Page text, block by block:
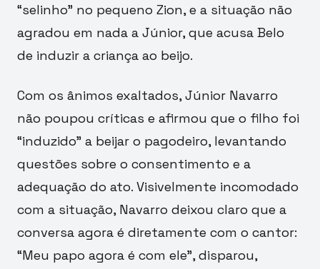
“selinho” no pequeno Zion, e a situação não
agradou em nada a Júnior, que acusa Belo
de induzir a criança ao beijo.
Com os ânimos exaltados, Júnior Navarro
não poupou críticas e afirmou que o filho foi
“induzido” a beijar o pagodeiro, levantando
questões sobre o consentimento e a
adequação do ato. Visivelmente incomodado
com a situação, Navarro deixou claro que a
conversa agora é diretamente com o cantor:
“Meu papo agora é com ele”, disparou,